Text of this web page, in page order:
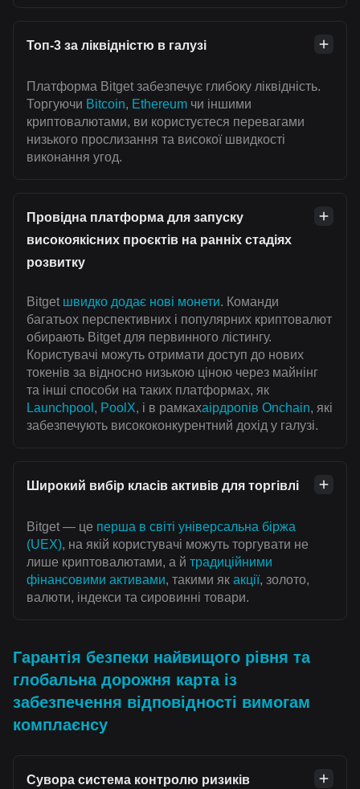
Топ-3 за ліквідністю в галузі
Платформа Bitget забезпечує глибоку ліквідність.
Торгуючи Bitcoin, Ethereum чи іншими
криптовалютами, ви користуєтеся перевагами
низького прослизання та високої швидкості
виконання угод.
Провідна платформа для запуску
високоякісних проєктів на ранніх стадіях
розвитку
Bitget швидко додає нові монети. Команди
багатьох перспективних і популярних криптовалют
обирають Bitget для первинного лістингу.
Користувачі можуть отримати доступ до нових
токенів за відносно низькою ціною через майнінг
та інші способи на таких платформах, як
Launchpool , PoolX, і в рамкахаірдропів Onchain, які
забезпечують висококонкурентний дохід у галузі.
Широкий вибір класів активів для торгівлі
Bitget — це перша в світі універсальна біржа
(UEX), на якій користувачі можуть торгувати не
лише криптовалютами, а й традиційними
фінансовими активами, такими як акції, золото,
валюти, індекси та сировинні товари.
Гарантія безпеки найвищого рівня та
глобальна дорожня карта із
забезпечення відповідності вимогам
комплаєнсу
Сувора система контролю ризиків